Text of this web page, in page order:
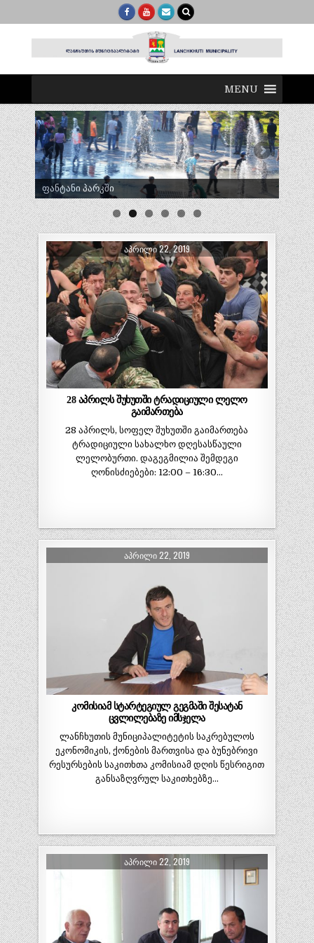
MENU
ტრადიციული ლელობურთი შუხუთში
ᲐᲞᲠᲘᲚᲘ 22, 2019
28 აპრილს შუხუთში ტრადიციული ლელო
გაიმართება
28 აპრილს, სოფელ შუხუთში გაიმართება
ტრადიციული სახალხო დღესასწაული
ლელობურთი. დაგეგმილია შემდეგი
ღონისძიებები: 12:00 – 16:30…
ᲐᲞᲠᲘᲚᲘ 22, 2019
კომისიამ სტარტეგიულ გეგმაში შესატან
ცვლილებაზე იმსჯელა
ლანჩხუთის მუნიციპალიტეტის საკრებულოს
ეკონომიკის, ქონების მართვისა და ბუნებრივი
რესურსების საკითხთა კომისიამ დღის წესრიგით
განსაზღვრულ საკითხებზე…
ᲐᲞᲠᲘᲚᲘ 22, 2019